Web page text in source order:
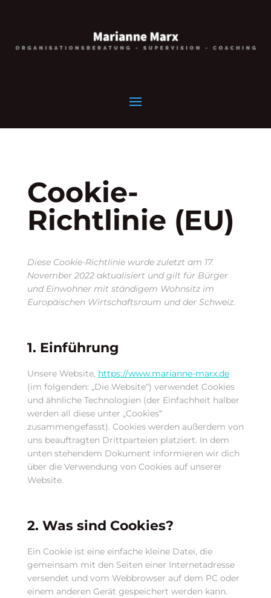
Cookie-
Richtlinie (EU)
Diese Cookie-Richtlinie wurde zuletzt am 17.
November 2022 aktualisiert und gilt für Bürger
und Einwohner mit ständigem Wohnsitz im
Europäischen Wirtschaftsraum und der Schweiz.
1. Einführung
Unsere Website, https://www.marianne-marx.de
(im folgenden: „Die Website“) verwendet Cookies
und ähnliche Technologien (der Einfachheit halber
werden all diese unter „Cookies“
zusammengefasst). Cookies werden außerdem von
uns beauftragten Drittparteien platziert. In dem
unten stehendem Dokument informieren wir dich
über die Verwendung von Cookies auf unserer
Website.
2. Was sind Cookies?
Ein Cookie ist eine einfache kleine Datei, die
gemeinsam mit den Seiten einer Internetadresse
versendet und vom Webbrowser auf dem PC oder
einem anderen Gerät gespeichert werden kann.